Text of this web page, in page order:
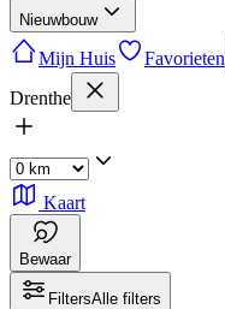
Nieuwbouw
Mijn Huis Favorieten
Drenthe
Kaart
Bewaar
FiltersAlle filters